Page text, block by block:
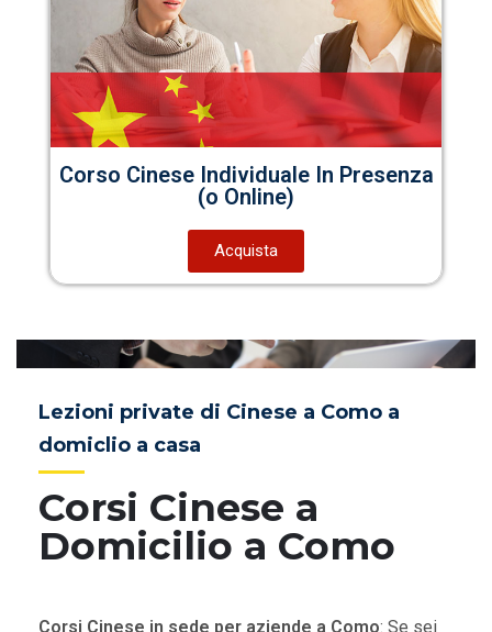
Corso Cinese Individuale In Presenza
(o Online)
Acquista
Corsi Cinese a
Domicilio a Como
Lezioni private di Cinese a Como a
domiclio a casa
Corsi Cinese in sede per aziende a Como: Se sei